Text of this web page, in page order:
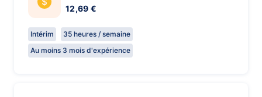
12,69 €
Intérim
35 heures / semaine
Au moins 3 mois d'expérience